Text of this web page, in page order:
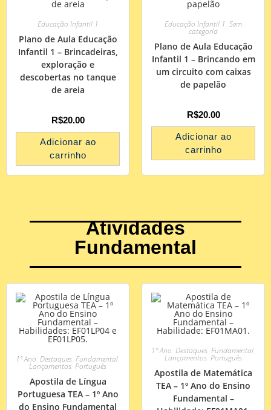
Educação Infantil 1
Plano de Aula Educação
Infantil 1 – Brincadeiras,
exploração e
descobertas no tanque
de areia
R$20.00
Adicionar ao
carrinho
Educação Infantil 1, Sem
categoria
Plano de Aula Educação
Infantil 1 – Brincando em
um circuito com caixas
de papelão
R$20.00
Adicionar ao
carrinho
Atividades
Fundamental
1º Ano, Destaques, Fundamental,
Lançamentos, Português
Apostila de Língua
Portuguesa TEA – 1º Ano
do Ensino Fundamental
1º Ano, Destaques, Fundamental,
Lançamentos, Português
Apostila de Matemática
TEA – 1º Ano do Ensino
Fundamental –